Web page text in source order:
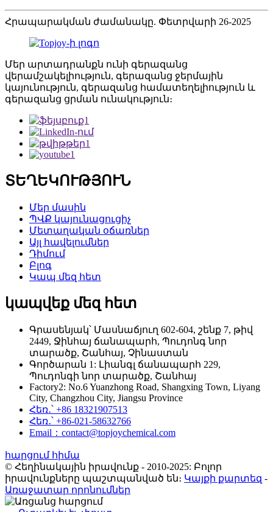
Հրապարակման ժամանակը. Փետրվարի 26-2025
Մեր արտադրանքն ունի գերազանց
վերամշակելիություն, գերազանց ջերմային
կայունություն, գերազանց համատեղելիություն և
գերազանց ցրման ունակություն։
ՏԵՂԵԿՈՒԹՅՈՒՆ
Մեր մասին
ՊՎՔ կայունացուցիչ
Մետաղական օճառներ
Այլ հավելումներ
Դիմում
Բլոգ
Կապ մեզ հետ
կապվեք մեզ հետ
Գրասենյակ՝ Մասնաճյուղ 602-604, շենք 7, թիվ
2449, Ջինհայ ճանապարհ, Պուդոնգ նոր
տարածք, Շանհայ, Չինաստան
Գործարան 1: Լիանգլ ճանապարհ 229,
Պուդոնգի նոր տարածք, Շանհայ
Factory2: No.6 Yuanzhong Road, Shangxing Town, Liyang
City, Changzhou City, Jiangsu Province
Հեռ․՝ +86 18321907513
Հեռ․՝ +86-021-58632766
Email：contact@topjoychemical.com
հարցում հիմա
© Հեղինակային իրավունք - 2010-2025: Բոլոր
իրավունքները պաշտպանված են։ Կայքի քարտեզ -
Առաջատար որոնումներ